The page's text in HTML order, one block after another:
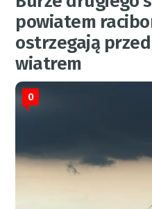
powiatem
ostrzegają
wiatrem
0